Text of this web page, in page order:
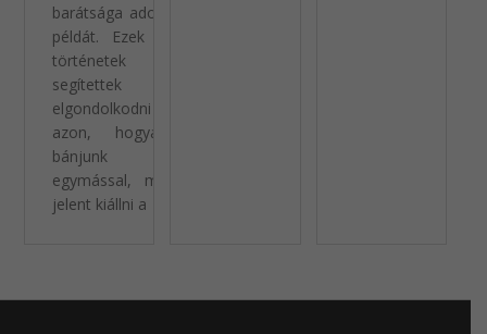
barátsága adott
példát. Ezek a
történetek
segítettek
elgondolkodni
azon, hogyan
bánjunk
egymással, mit
jelent kiállni a